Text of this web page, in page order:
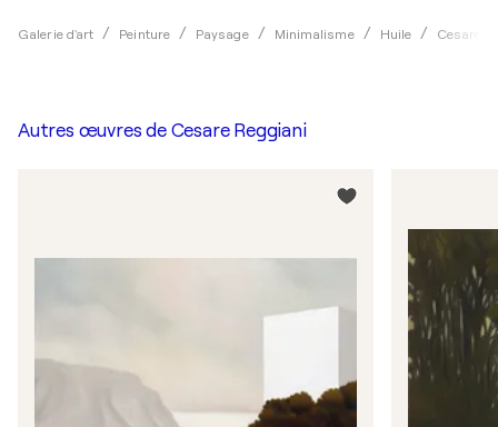
Galerie d'art Peinture Paysage Minimalisme Huile Cesare
Autres œuvres de Cesare Reggiani